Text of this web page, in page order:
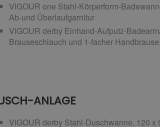
VIGOUR one Stahl-Körperform-
Ab-und Überlaufgarnitur
VIGOUR derby Einhand-Aufputz-
Brauseschlauch und 1-facher
ANLAGE
VIGOUR derby Stahl-Duschwanne, 120